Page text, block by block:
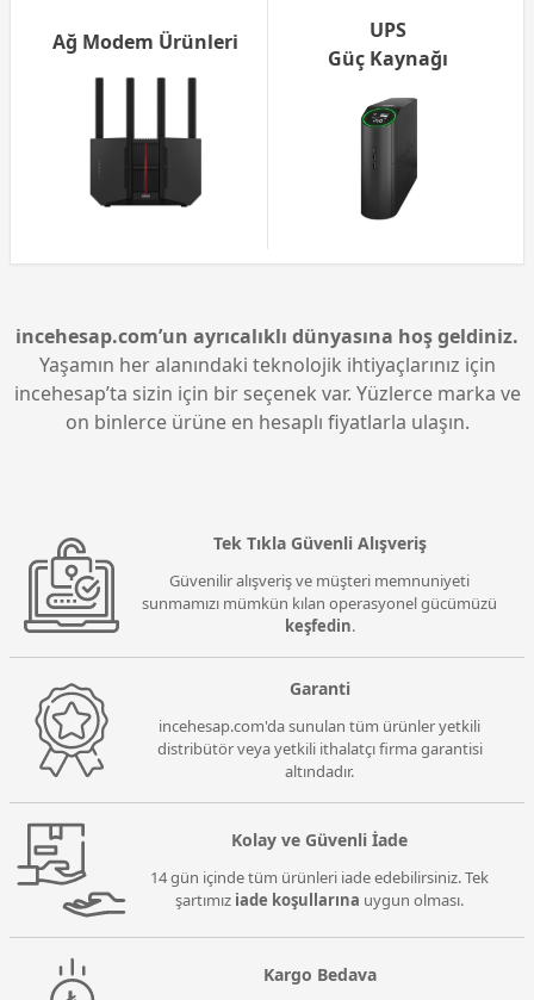
Ağ Modem Ürünleri
UPS
Güç Kaynağı
incehesap.com’un ayrıcalıklı dünyasına hoş geldiniz.
Yaşamın her alanındaki teknolojik ihtiyaçlarınız için
incehesap’ta sizin için bir seçenek var. Yüzlerce marka ve
on binlerce ürüne en hesaplı fiyatlarla ulaşın.
Tek Tıkla Güvenli Alışveriş
Güvenilir alışveriş ve müşteri memnuniyeti
sunmamızı mümkün kılan operasyonel gücümüzü
keşfedin.
Garanti
incehesap.com'da sunulan tüm ürünler yetkili
distribütör veya yetkili ithalatçı firma garantisi
altındadır.
Kolay ve Güvenli İade
14 gün içinde tüm ürünleri iade edebilirsiniz. Tek
şartımız iade koşullarına uygun olması.
Kargo Bedava